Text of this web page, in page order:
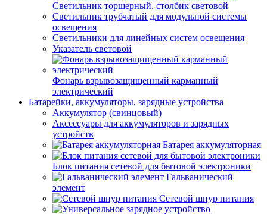
Светильник торшерный, столбик световой
Светильник трубчатый для модульной системы
освещения
Светильники для линейных систем освещения
Указатель световой
Фонарь взрывозащищенный карманный
электрический
Батарейки, аккумуляторы, зарядные устройства
Аккумулятор (свинцовый)
Аксессуары для аккумуляторов и зарядных
устройств
Батарея аккумуляторная
Блок питания сетевой для бытовой электроники
Гальванический
элемент
Сетевой шнур питания